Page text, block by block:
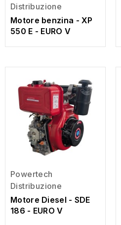
Distribuzione
Motore benzina - XP
550 E - EURO V
Powertech
Distribuzione
Motore Diesel - SDE
186 - EURO V